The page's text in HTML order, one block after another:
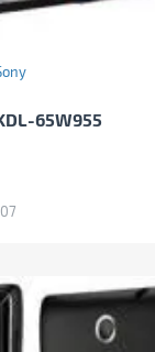
65W955